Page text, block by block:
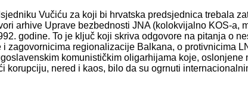
Vučiću za koji bi hrvatska predsjednica trebala
arhive Uprave bezbednosti JNA (kolokvijalno KOS-a,
godine. To je ključ koji skriva odgovore na pitanja o
zagovornicima regionalizacije Balkana, o protivnicima
komunističkim oligarhijama koje, oslonjene
korupciju, nered i kaos, bilo da su ogrnuti